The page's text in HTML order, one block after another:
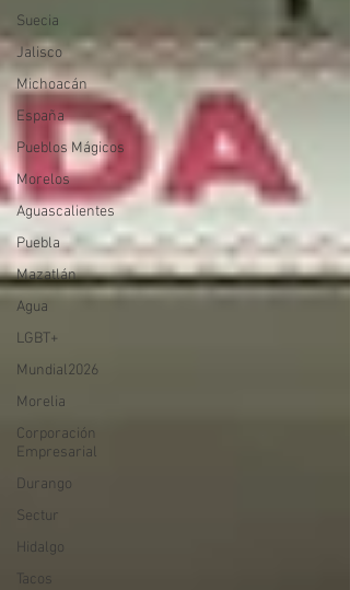
Suecia
Jalisco
Michoacán
España
Pueblos Mágicos
Morelos
Aguascalientes
Puebla
Mazatlán
Agua
LGBT+
Mundial2026
Morelia
Corporación
Empresarial
Durango
Sectur
Hidalgo
Tacos